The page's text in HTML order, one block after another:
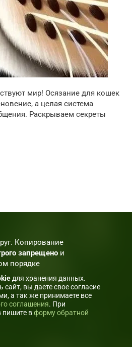
мир! Осязание для кошек
а целая система
Раскрываем секреты
Копирование
запрещено и
порядке
для хранения данных.
вы даете свое согласие
а так же принимаете все
соглашения. При
пишите вформу обратной